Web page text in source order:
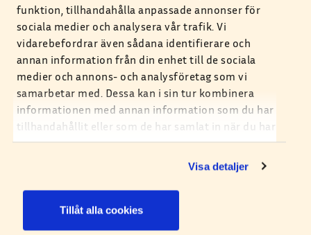
funktion, tillhandahålla anpassade annonser för
sociala medier och analysera vår trafik. Vi
vidarebefordrar även sådana identifierare och
annan information från din enhet till de sociala
medier och annons- och analysföretag som vi
samarbetar med. Dessa kan i sin tur kombinera
informationen med annan information som du har
tillhandahållit eller som de har samlat in när du har
använt deras tjänster. Du kan själv ställa in vilka
cookies du tillåter att vi sparar under och efter ditt
Visa detaljer
Tillåt alla cookies